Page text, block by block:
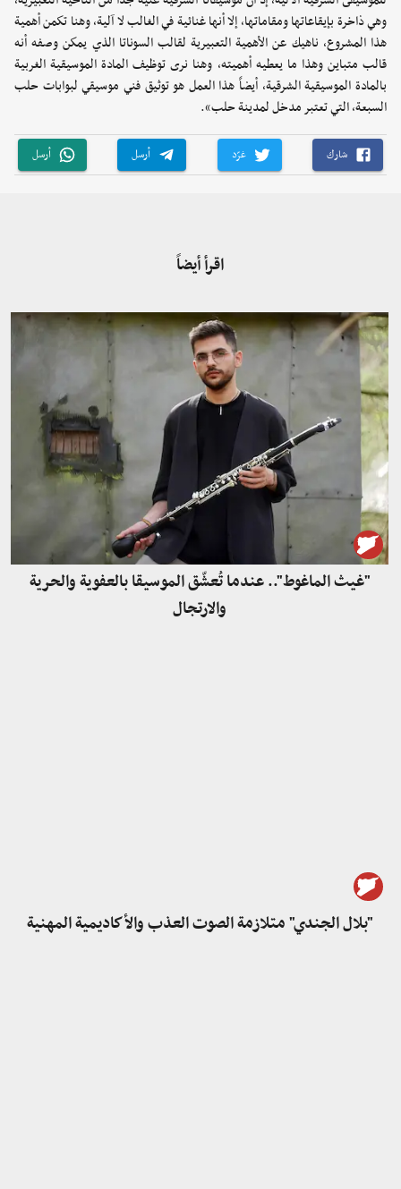
وهي ذاخرة بإيقاعاتها ومقاماتها، إلا أنها غنائية في الغالب لا آلية، وهنا تكمن أهمية
هذا المشروع، ناهيك عن الأهمية التعبيرية لقالب السوناتا الذي يمكن وصفه أنه
قالب متباين وهذا ما يعطيه أهميته، وهنا نرى توظيف المادة الموسيقية الغربية
بالمادة الموسيقية الشرقية، أيضاً هذا العمل هو توثيق فني موسيقي لبوابات حلب
السبعة، التي تعتبر مدخل لمدينة حلب».
شارك غرّد أرسل أرسل
اقرأ أيضاً
"غيث الماغوط".. عندما تُعشّق الموسيقا بالعفوية والحرية
والارتجال
"بلال الجندي" متلازمة الصوت العذب والأكاديمية المهنية